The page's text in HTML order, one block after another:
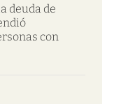
deuda de
con